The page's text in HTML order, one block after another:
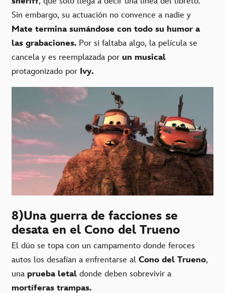
Sin embargo, su actuación no convence a nadie y
Mate termina sumándose con todo su humor a
las grabaciones. Por si faltaba algo, la película se
cancela y es reemplazada por un musical
protagonizado por Ivy.
8)Una guerra de facciones se
desata en el Cono del Trueno
El dúo se topa con un campamento donde feroces
autos los desafían a enfrentarse al Cono del Trueno,
una prueba letal donde deben sobrevivir a
mortíferas trampas.